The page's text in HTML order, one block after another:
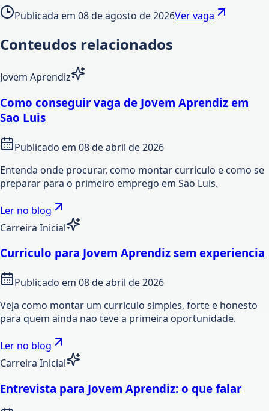
Publicada em 08 de agosto de 2026Ver vaga
Conteudos relacionados
Jovem Aprendiz
Como conseguir vaga de Jovem Aprendiz em
Sao Luis
Publicado em 08 de abril de 2026
Entenda onde procurar, como montar curriculo e como se
preparar para o primeiro emprego em Sao Luis.
Ler no blog
Carreira Inicial
Curriculo para Jovem Aprendiz sem experiencia
Publicado em 08 de abril de 2026
Veja como montar um curriculo simples, forte e honesto
para quem ainda nao teve a primeira oportunidade.
Ler no blog
Carreira Inicial
Entrevista para Jovem Aprendiz: o que falar